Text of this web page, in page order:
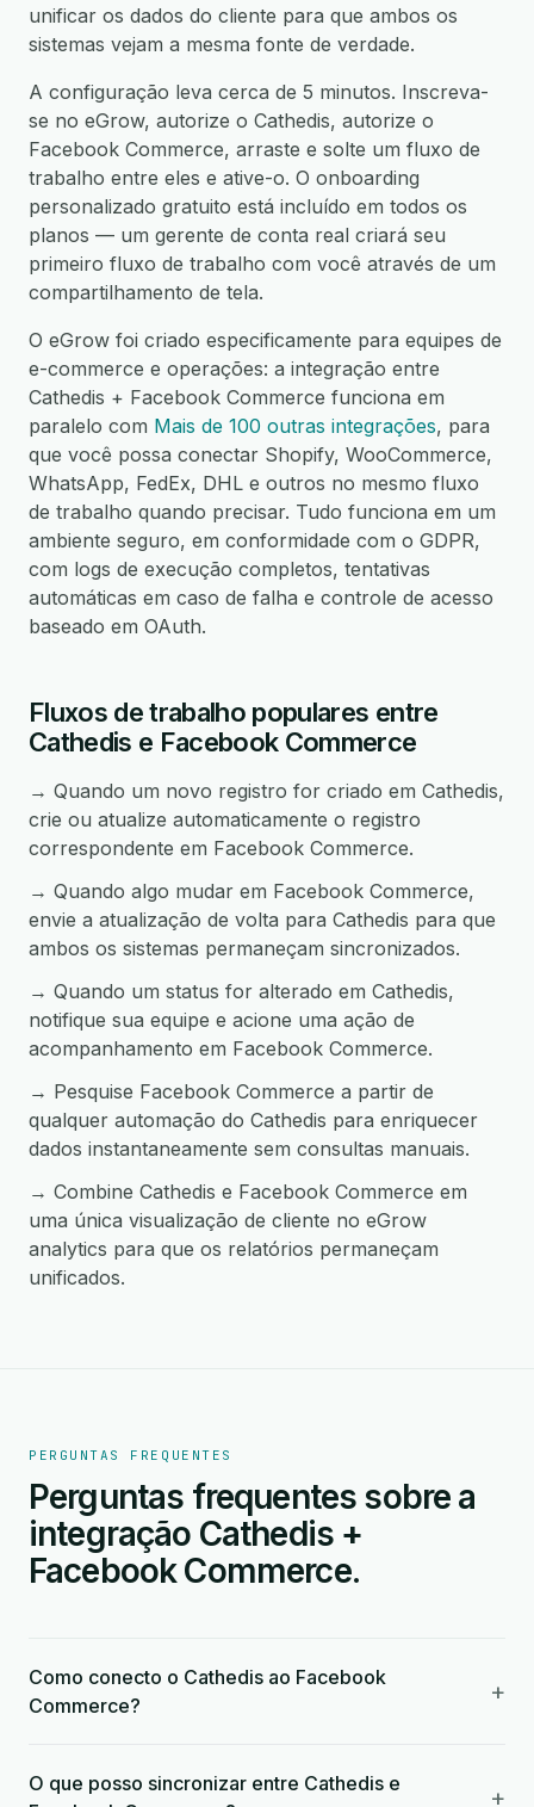
unificar os dados do cliente para que ambos os
sistemas vejam a mesma fonte de verdade.
A configuração leva cerca de 5 minutos. Inscreva-
se no eGrow, autorize o Cathedis, autorize o
Facebook Commerce, arraste e solte um fluxo de
trabalho entre eles e ative-o. O onboarding
personalizado gratuito está incluído em todos os
planos — um gerente de conta real criará seu
primeiro fluxo de trabalho com você através de um
compartilhamento de tela.
O eGrow foi criado especificamente para equipes de
e-commerce e operações: a integração entre
Cathedis + Facebook Commerce funciona em
paralelo com Mais de 100 outras integrações, para
que você possa conectar Shopify, WooCommerce,
WhatsApp, FedEx, DHL e outros no mesmo fluxo
de trabalho quando precisar. Tudo funciona em um
ambiente seguro, em conformidade com o GDPR,
com logs de execução completos, tentativas
automáticas em caso de falha e controle de acesso
baseado em OAuth.
Fluxos de trabalho populares entre
Cathedis e Facebook Commerce
→ Quando um novo registro for criado em Cathedis,
crie ou atualize automaticamente o registro
correspondente em Facebook Commerce.
→ Quando algo mudar em Facebook Commerce,
envie a atualização de volta para Cathedis para que
ambos os sistemas permaneçam sincronizados.
→ Quando um status for alterado em Cathedis,
notifique sua equipe e acione uma ação de
acompanhamento em Facebook Commerce.
→ Pesquise Facebook Commerce a partir de
qualquer automação do Cathedis para enriquecer
dados instantaneamente sem consultas manuais.
→ Combine Cathedis e Facebook Commerce em
uma única visualização de cliente no eGrow
analytics para que os relatórios permaneçam
unificados.
PERGUNTAS FREQUENTES
Perguntas frequentes sobre a
integração Cathedis +
Facebook Commerce.
Como conecto o Cathedis ao Facebook
Commerce?
+
O que posso sincronizar entre Cathedis e
+